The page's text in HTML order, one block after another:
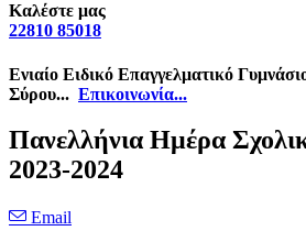
Καλέστε μας
22810 85018
Ενιαίο Ειδικό Επαγγελματικό
Σύρου... Επικοινωνία...
Πανελλήνια Ημέρα
2023-2024
Email